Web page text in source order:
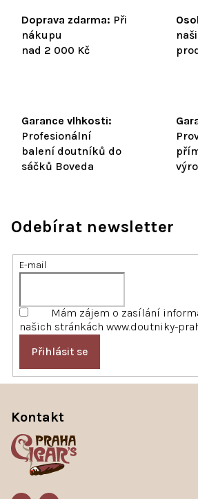
Doprava zdarma: Při
nákupu
nad 2 000 Kč
naši
Garance vlhkosti:
Profesionální
balení doutníků do
sáčků Boveda
Odebírat newsletter
E-mail
Mám zájem o zasílání
našich stránkách www.doutniky-
Přihlásit se
Kontakt